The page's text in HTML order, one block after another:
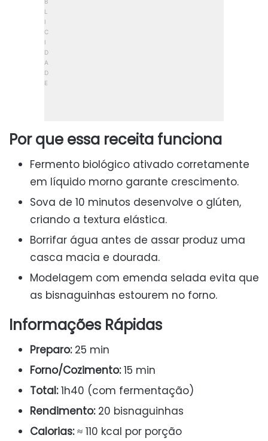
Por que essa receita funciona
Fermento biológico ativado corretamente
em líquido morno garante crescimento.
Sova de 10 minutos desenvolve o glúten,
criando a textura elástica.
Borrifar água antes de assar produz uma
casca macia e dourada.
Modelagem com emenda selada evita que
as bisnaguinhas estourem no forno.
Informações Rápidas
Preparo:25 min
Forno/Cozimento:15 min
Total:1h40 (com fermentação)
Rendimento:20 bisnaguinhas
Calorias:≈ 110 kcal por porção